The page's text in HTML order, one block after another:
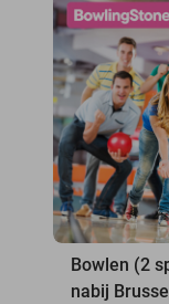
Bowlen (2
nabij